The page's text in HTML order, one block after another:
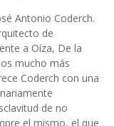
Antonio Coderch.
de
a Oíza, De la
mucho más
Coderch con una
de no
el mismo, el que